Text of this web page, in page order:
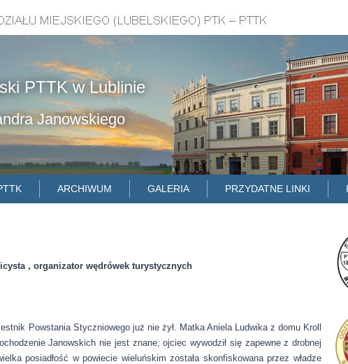
PTTK w Lublinie
Janowskiego
ARCHIWUM GALERIA PRZYDATNE LINKI
, organizator wędrówek turystycznych
Powstania Styczniowego już nie żył. Matka Aniela Ludwika z domu Kroll
Janowskich nie jest znane; ojciec wywodził się zapewne z drobnej
posiadłość w powiecie wieluńskim została skonfiskowana przez władze